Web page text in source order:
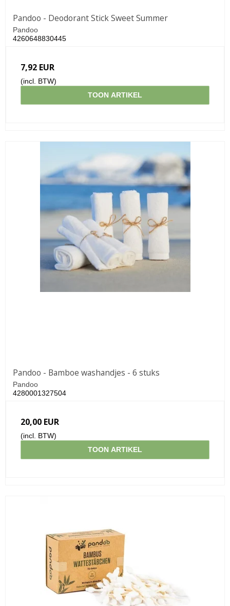
Pandoo - Deodorant Stick Sweet Summer
Pandoo
4260648830445
7,92 EUR
(incl. BTW)
TOON ARTIKEL
Pandoo - Bamboe washandjes - 6 stuks
Pandoo
4280001327504
20,00 EUR
(incl. BTW)
TOON ARTIKEL